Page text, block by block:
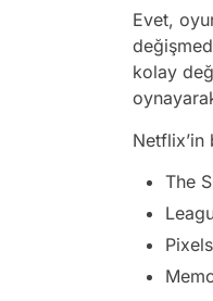
Evet,
kolay
The
Pixels